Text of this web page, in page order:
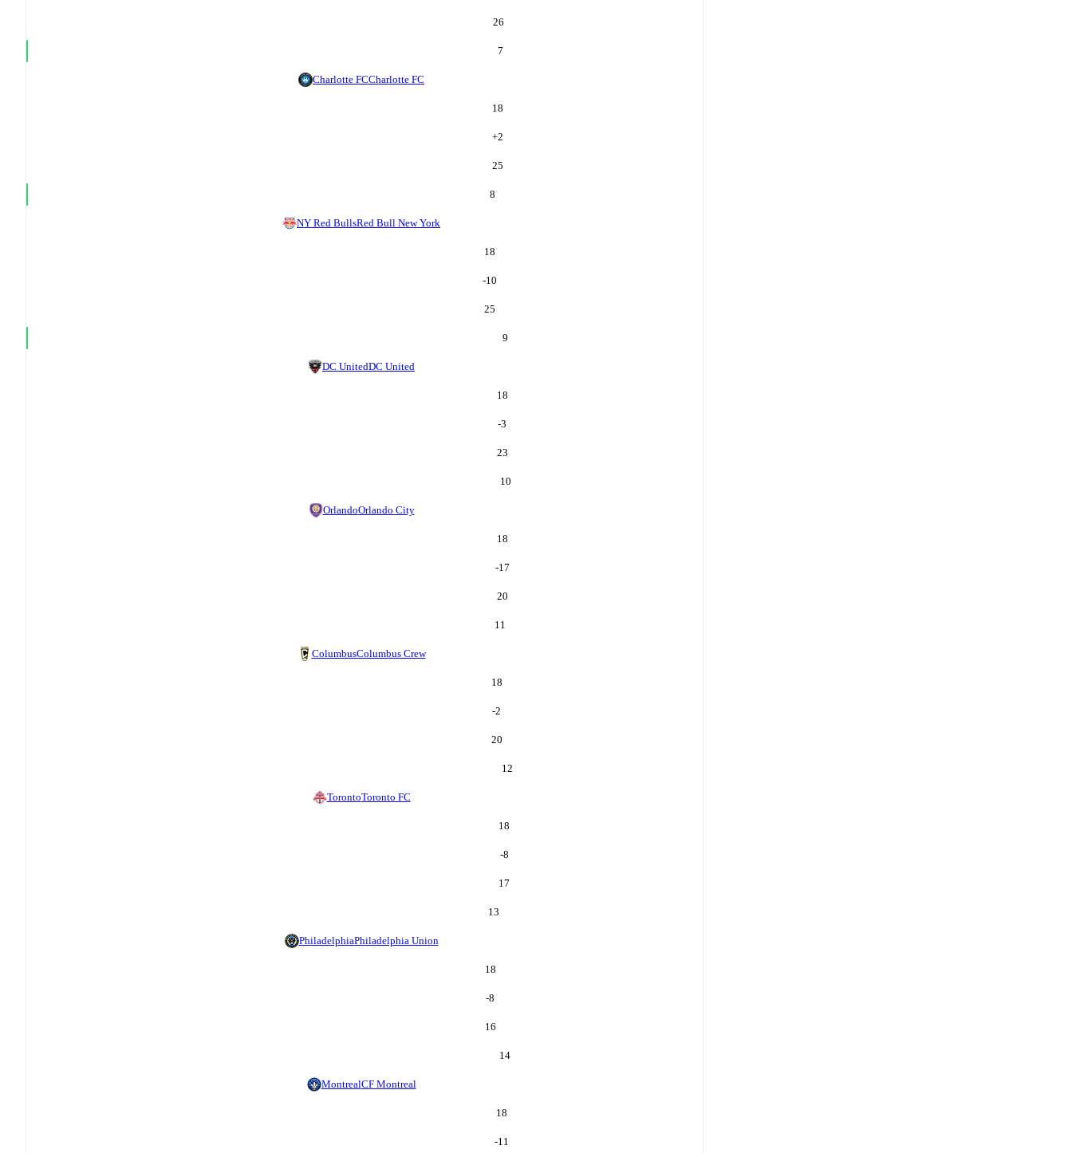
26
7
Charlotte FCCharlotte FC
18
+2
25
8
NY Red BullsRed Bull New York
18
-10
25
9
DC UnitedDC United
18
-3
23
10
OrlandoOrlando City
18
-17
20
11
ColumbusColumbus Crew
18
-2
20
12
TorontoToronto FC
18
-8
17
13
PhiladelphiaPhiladelphia Union
18
-8
16
14
MontrealCF Montreal
18
-11